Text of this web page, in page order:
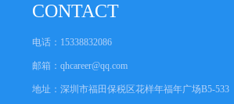
CONTACT
电话：15338832086
邮箱： qhcareer@qq.com
地址：深圳市福田保税区花样年福年广场B5-533